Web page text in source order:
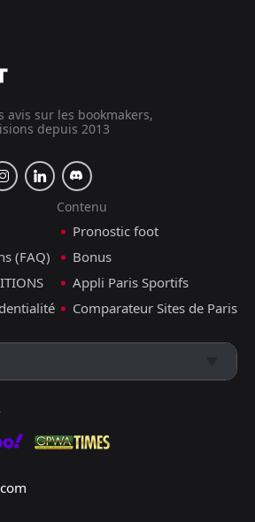
avis sur les bookmakers,
depuis 2013
(FAQ)
Contenu
Pronostic foot
Bonus
Appli Paris Sportifs
Comparateur Sites de Paris